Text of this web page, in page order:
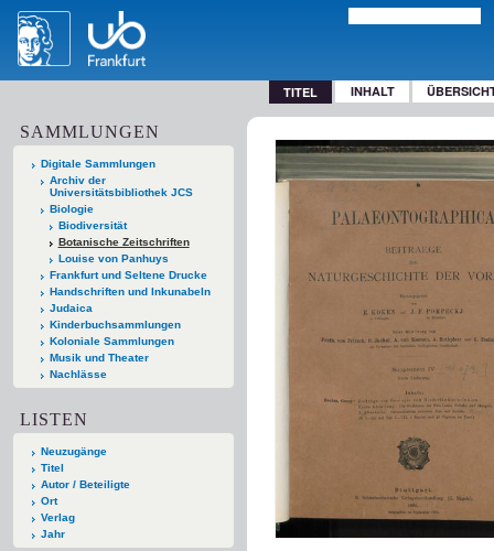
TITEL INHALT
SAMMLUNGEN
Digitale Sammlungen
Archiv der
Universitätsbibliothek JCS
Biologie
Biodiversität
Botanische Zeitschriften
Louise von Panhuys
Frankfurt und Seltene Drucke
Handschriften und Inkunabeln
Judaica
Kinderbuchsammlungen
Koloniale Sammlungen
Musik und Theater
Nachlässe
LISTEN
Neuzugänge
Titel
Autor / Beteiligte
Ort
Verlag
Jahr